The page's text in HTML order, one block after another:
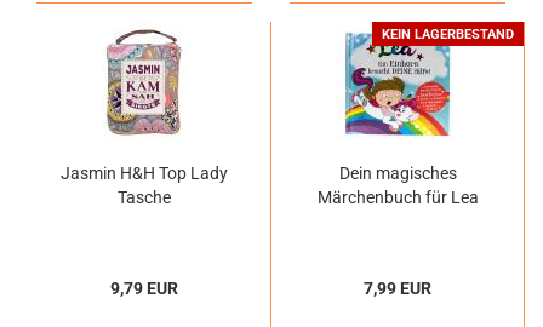
Jasmin H&H Top Lady
Tasche
9,79 EUR
KEIN LAGERBESTAND
Dein magisches
Märchenbuch für Lea
7,99 EUR